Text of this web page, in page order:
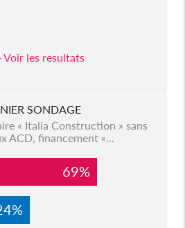
Voir les resultats
SONDAGE
« Italia Construction » sans
ACD, financement «...
69%